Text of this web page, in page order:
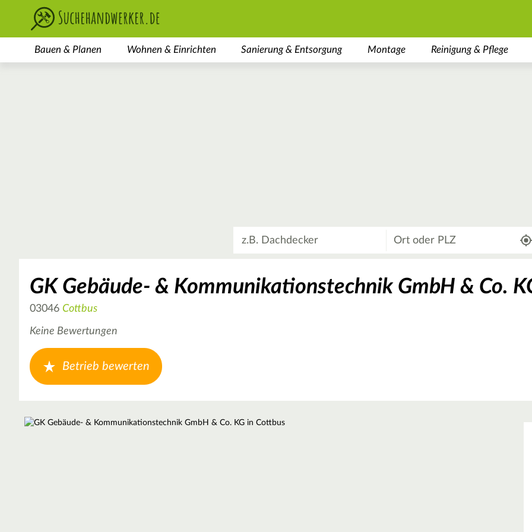
Bauen & Planen Wohnen & Einrichten Sanierung & Entsorgung Montage Reinigung & Pflege
GK Gebäude- & Kommunikationstechnik GmbH & Co.
03046 Cottbus
Keine Bewertungen
Betrieb bewerten